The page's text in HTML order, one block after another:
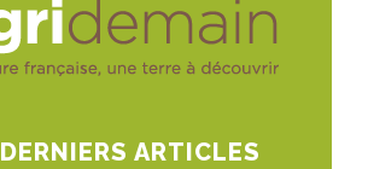
ARTICLES